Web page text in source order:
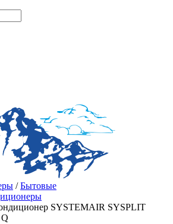
/Бытовые
SYSTEMAIR SYSPLIT